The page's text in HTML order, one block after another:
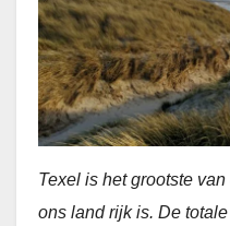
Texel is het grootste
ons land rijk is. De